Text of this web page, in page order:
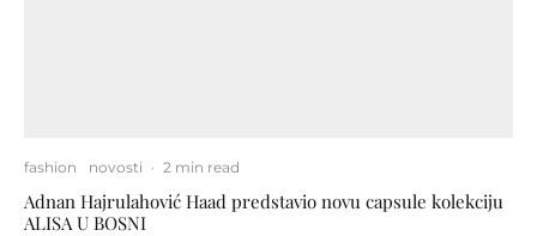
fashion novosti · 2 min read
Adnan Hajrulahović Haad predstavio novu capsule kolekciju
ALISA U BOSNI